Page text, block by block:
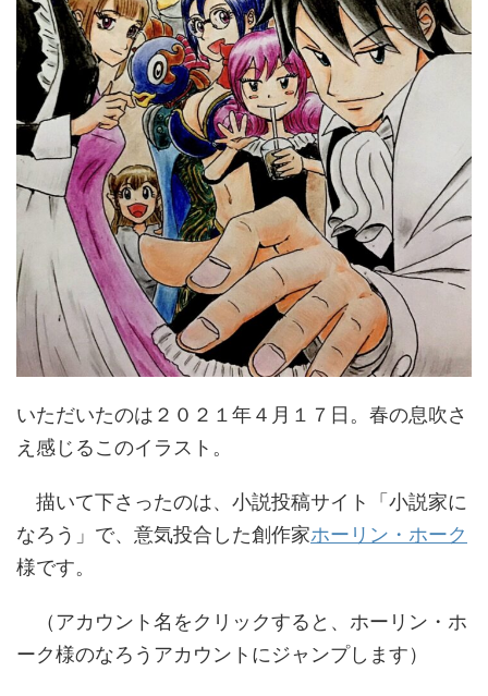
いただいたのは２０２１年４月１７日。春の息吹さ
え感じるこのイラスト。
描いて下さったのは、小説投稿サイト「小説家に
なろう」で、意気投合した創作家ホーリン・ホーク
様です。
（アカウント名をクリックすると、ホーリン・ホ
ーク様のなろうアカウントにジャンプします）